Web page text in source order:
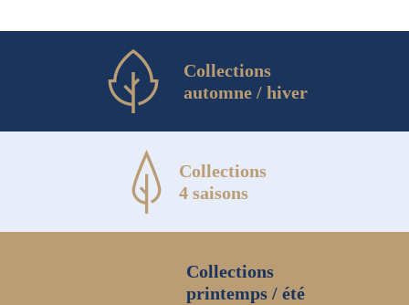
Collections
automne / hiver
Collections
4 saisons
Collections
printemps / été